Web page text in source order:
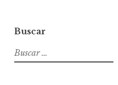
Buscar
Buscar: